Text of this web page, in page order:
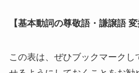
【基本動詞の尊敬語・謙譲語 変
この表は、ぜひブックマークし